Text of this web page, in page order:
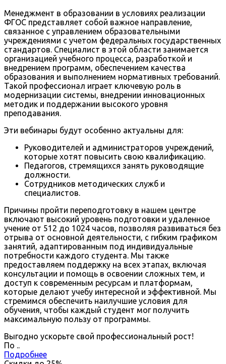
Менеджмент в образовании в условиях реализации
ФГОС представляет собой важное направление,
связанное с управлением образовательными
учреждениями с учетом федеральных государственных
стандартов. Специалист в этой области занимается
организацией учебного процесса, разработкой и
внедрением программ, обеспечением качества
образования и выполнением нормативных требований.
Такой профессионал играет ключевую роль в
модернизации системы, внедрении инновационных
методик и поддержании высокого уровня
преподавания.
Эти вебинары будут особенно актуальны для:
Руководителей и администраторов учреждений,
которые хотят повысить свою квалификацию.
Педагогов, стремящихся занять руководящие
должности.
Сотрудников методических служб и
специалистов.
Причины пройти переподготовку в нашем центре
включают высокий уровень подготовки и удаленное
учение от 512 до 1024 часов, позволяя развиваться без
отрыва от основной деятельности, с гибким графиком
занятий, адаптированным под индивидуальные
потребности каждого студента. Мы также
предоставляем поддержку на всех этапах, включая
консультации и помощь в освоении сложных тем, и
доступ к современным ресурсам и платформам,
которые делают учебу интересной и эффективной. Мы
стремимся обеспечить наилучшие условия для
обучения, чтобы каждый студент мог получить
максимальную пользу от программы.
Выгодно ускорьте свой профессиональный рост!
По ..
Подробнее